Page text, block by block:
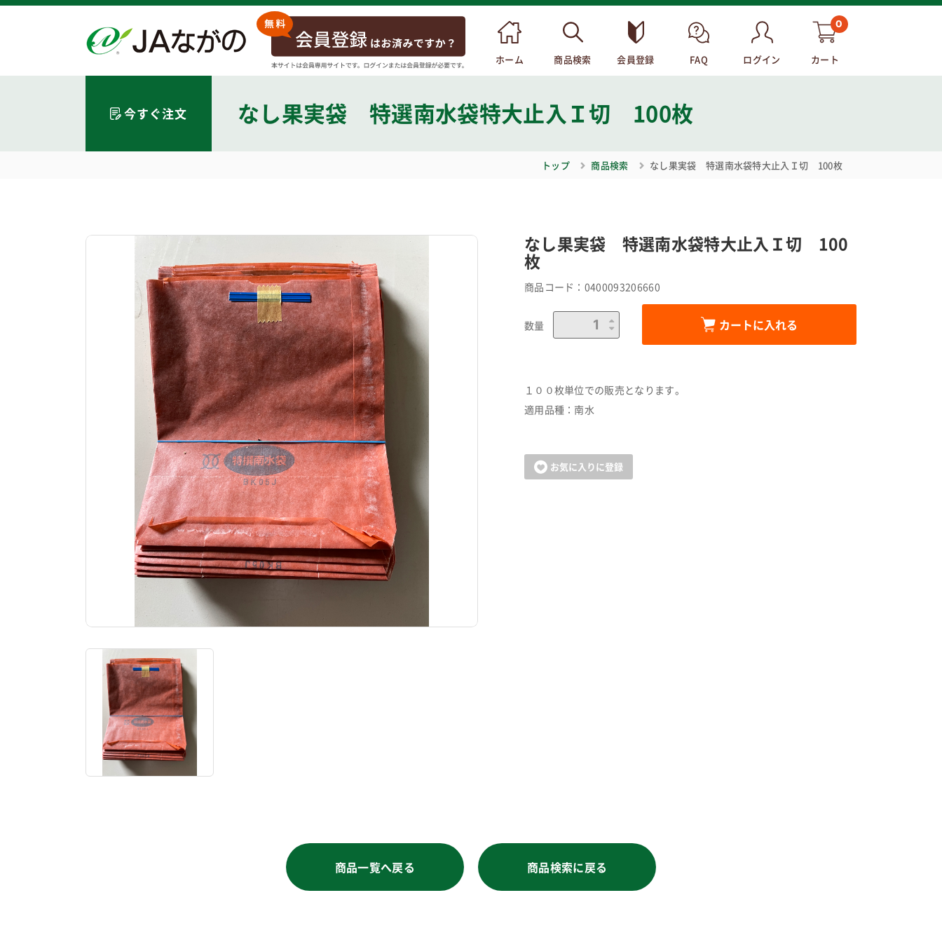
ホーム 商品検索 会員登録 FAQ ログイン
0
カート
今すぐ注文 なし果実袋 特選南水袋特大止入Ｉ切 100枚
トップ 商品検索 なし果実袋 特選南水袋特大止入Ｉ切 100枚
なし果実袋 特選南水袋特大止入Ｉ切 100
枚
商品コード： 0400093206660
数量 カートに入れる
カートに追加しました。
お買い物を続ける
１００枚単位での販売となります。
適用品種：南水
お気に入りに登録
商品一覧へ戻る 商品検索に戻る